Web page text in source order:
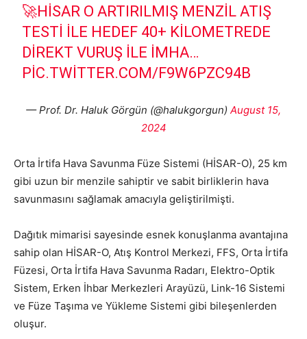
🚀HİSAR O ARTIRILMIŞ MENZIL ATIŞ
TESTI ILE HEDEF 40+ KILOMETREDE
DIREKT VURUŞ ILE IMHA…
PIC.TWITTER.COM/F9W6PZC94B
— Prof. Dr. Haluk Görgün (@halukgorgun) August 15,
2024
Orta İrtifa Hava Savunma Füze Sistemi (HİSAR-O), 25 km
gibi uzun bir menzile sahiptir ve sabit birliklerin hava
savunmasını sağlamak amacıyla geliştirilmişti.
Dağıtık mimarisi sayesinde esnek konuşlanma avantajına
sahip olan HİSAR-O, Atış Kontrol Merkezi, FFS, Orta İrtifa
Füzesi, Orta İrtifa Hava Savunma Radarı, Elektro-Optik
Sistem, Erken İhbar Merkezleri Arayüzü, Link-16 Sistemi
ve Füze Taşıma ve Yükleme Sistemi gibi bileşenlerden
oluşur.